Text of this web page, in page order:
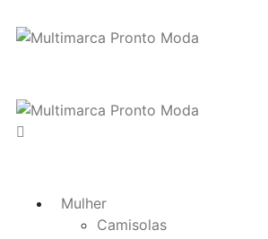
Mulher
Camisolas